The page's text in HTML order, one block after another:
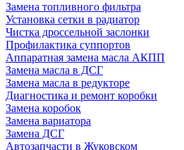
Замена топливного фильтра
Установка сетки в радиатор
Чистка дроссельной заслонки
Профилактика суппортов
Аппаратная замена масла АКПП
Замена масла в ДСГ
Замена масла в редукторе
Диагностика и ремонт коробки
Замена коробок
Замена вариатора
Замена ДСГ
Автозапчасти в Жуковском